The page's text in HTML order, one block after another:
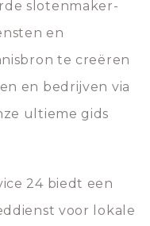
slotenmaker-
en
te creëren
en bedrijven via
ultieme gids
24 biedt een
voor lokale